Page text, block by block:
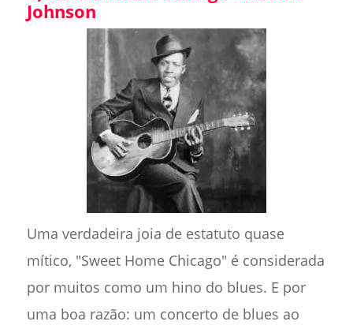
Johnson
Uma verdadeira joia de estatuto quase
mítico, "Sweet Home Chicago" é considerada
por muitos como um hino do blues. E por
uma boa razão: um concerto de blues ao